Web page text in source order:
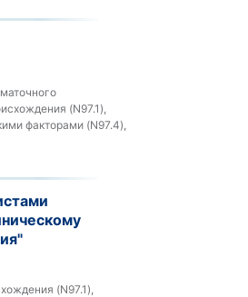
(N97.1),
факторами (N97.4),
(N97.1),